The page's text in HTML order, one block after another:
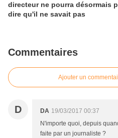
directeur ne pourra désormais
dire qu'il ne savait pas
Commentaires
Ajouter un
D DA 19/03/2017 00:37
N'importe quoi, depuis
faite par un journaliste ?